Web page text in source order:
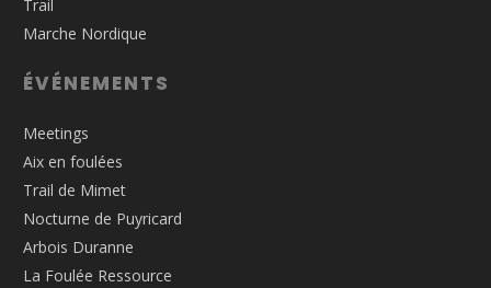
Trail
Marche Nordique
ÉVÉNEMENTS
Meetings
Aix en foulées
Trail de Mimet
Nocturne de Puyricard
Arbois Duranne
La Foulée Ressource